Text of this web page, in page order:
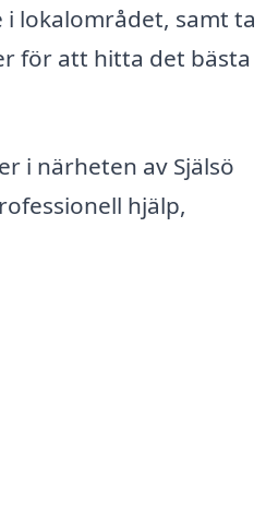
lokalområdet, samt ta
för att hitta det bästa
i närheten av Själsö
hjälp,